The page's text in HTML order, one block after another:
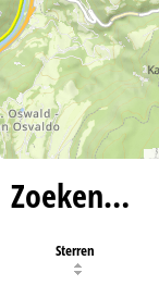
Zoeken…
Sterren